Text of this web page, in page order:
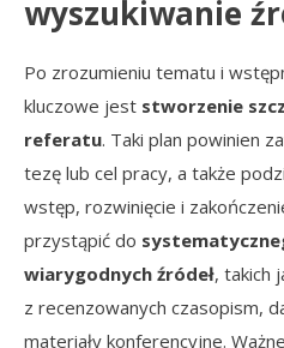
wyszukiwanie
Po zrozumieniu tematu i
kluczowe jest stworzenie
referatu. Taki plan powinien
tezę lub cel pracy, a także
wstęp, rozwinięcie i
przystąpić do
wiarygodnych źródeł, takich
z recenzowanych czasopism,
materiały konferencyjne.